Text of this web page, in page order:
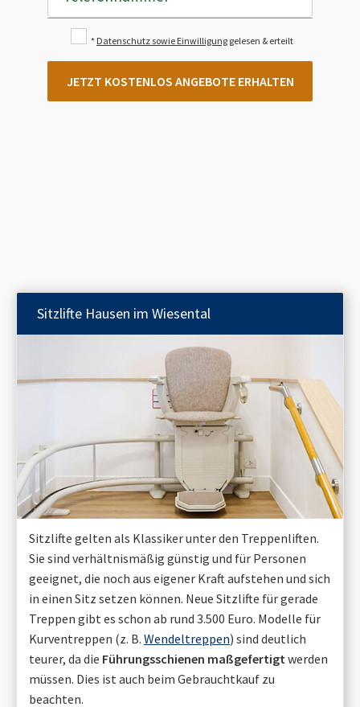
* Datenschutz sowie Einwilligung gelesen & erteilt
JETZT KOSTENLOS ANGEBOTE ERHALTEN
Sitzlifte Hausen im Wiesental
Sitzlifte gelten als Klassiker unter den Treppenliften.
Sie sind verhältnismäßig günstig und für Personen
geeignet, die noch aus eigener Kraft aufstehen und sich
in einen Sitz setzen können. Neue Sitzlifte für gerade
Treppen gibt es schon ab rund 3.500 Euro. Modelle für
Kurventreppen (z. B. Wendeltreppen) sind deutlich
teurer, da die Führungsschienen maßgefertigt werden
müssen. Dies ist auch beim Gebrauchtkauf zu
beachten.